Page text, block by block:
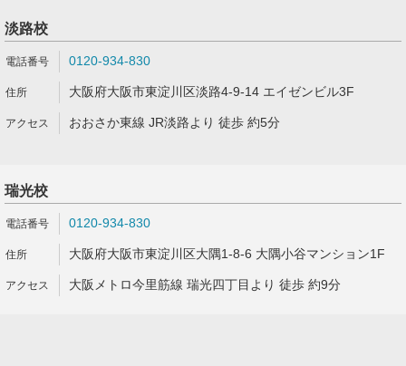
淡路校
0120-934-830
大阪府大阪市東淀川区淡路4-9-14 エイゼンビル3F
おおさか東線 JR淡路より 徒歩 約5分
瑞光校
0120-934-830
大阪府大阪市東淀川区大隅1-8-6 大隅小谷マンション1F
大阪メトロ今里筋線 瑞光四丁目より 徒歩 約9分